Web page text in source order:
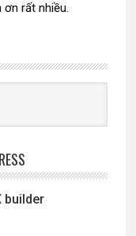
ơn rất nhiều.
builder